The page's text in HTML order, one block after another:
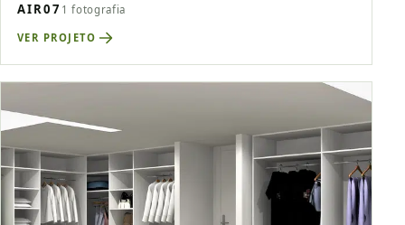
AIR07 1 fotografia
VER PROJETO